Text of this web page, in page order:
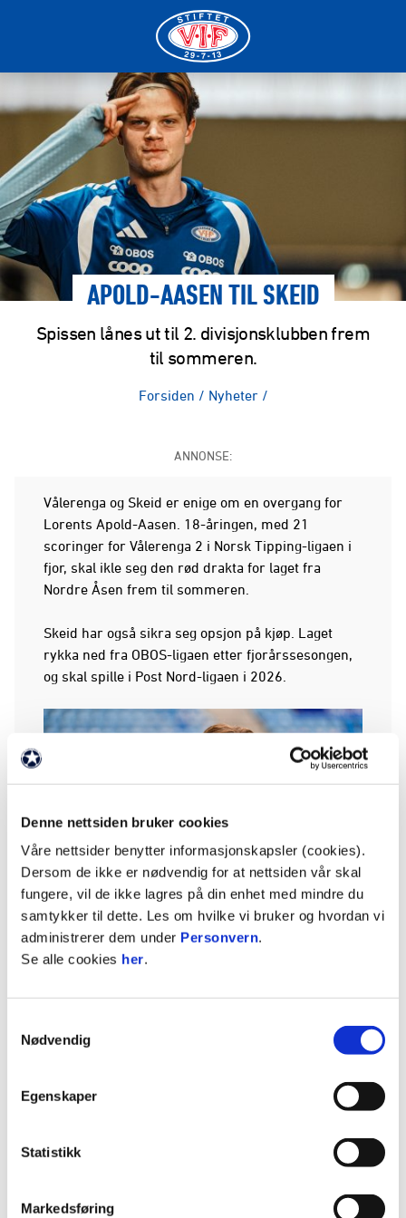
Denne nettsiden bruker cookies
Våre nettsider benytter informasjonskapsler (cookies).
Dersom de ikke er nødvendig for at nettsiden vår skal
fungere, vil de ikke lagres på din enhet med mindre du
samtykker til dette. Les om hvilke vi bruker og hvordan vi
administrerer dem under Personvern.
Se alle cookies her.
Nødvendig
Egenskaper
Statistikk
Markedsføring
APOLD-AASEN TIL SKEID
Spissen lånes ut til 2. divisjonsklubben frem
til sommeren.
Forsiden / Nyheter /
ANNONSE:
Vålerenga og Skeid er enige om en overgang for
Lorents Apold-Aasen. 18-åringen, med 21
scoringer for Vålerenga 2 i Norsk Tipping-ligaen i
fjor, skal ikle seg den rød drakta for laget fra
Nordre Åsen frem til sommeren.
Skeid har også sikra seg opsjon på kjøp. Laget
rykka ned fra OBOS-ligaen etter fjorårssesongen,
og skal spille i Post Nord-ligaen i 2026.
- Lorents har et stykke opp til startplass på A-
laget akkurat nå, og trenger en bedre kamparena
løsning med et utlån til Skeid, som også er kjent
matche seg på et høyere nivå og med et lag som
med da Vålerenga satte kursen mot Spania søndag